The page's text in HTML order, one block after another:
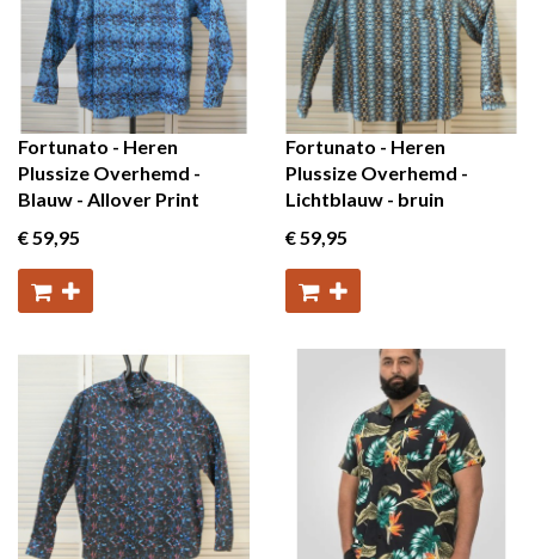
Fortunato - Heren
Plussize Overhemd -
Blauw - Allover Print
€ 59,95
Fortunato - Heren
Plussize Overhemd -
Lichtblauw - bruin
€ 59,95